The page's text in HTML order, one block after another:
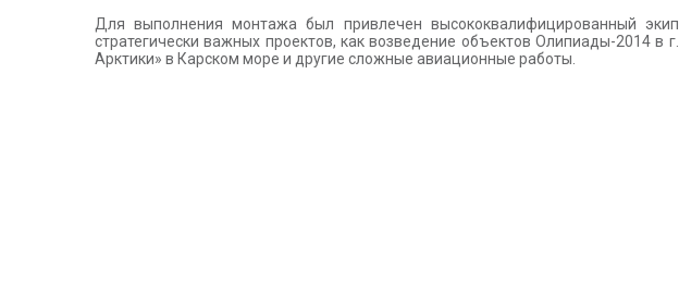
Для выполнения монтажа был привлечен высококвалифицированный
стратегически важных проектов, как возведение объектов Олипиады-2014
Арктики» в Карском море и другие сложные авиационные работы.